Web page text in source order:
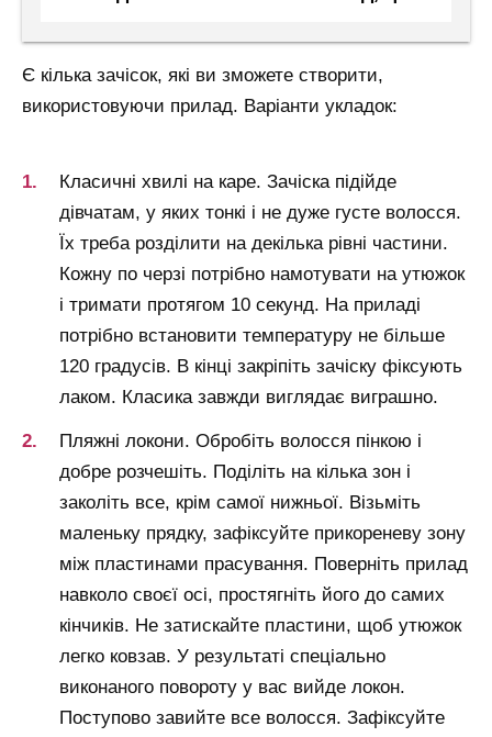
Є кілька зачісок, які ви зможете створити,
використовуючи прилад. Варіанти укладок:
Класичні хвилі на каре. Зачіска підійде
дівчатам, у яких тонкі і не дуже густе волосся.
Їх треба розділити на декілька рівні частини.
Кожну по черзі потрібно намотувати на утюжок
і тримати протягом 10 секунд. На приладі
потрібно встановити температуру не більше
120 градусів. В кінці закріпіть зачіску фіксують
лаком. Класика завжди виглядає виграшно.
Пляжні локони. Обробіть волосся пінкою і
добре розчешіть. Поділіть на кілька зон і
заколіть все, крім самої нижньої. Візьміть
маленьку прядку, зафіксуйте прикореневу зону
між пластинами прасування. Поверніть прилад
навколо своєї осі, простягніть його до самих
кінчиків. Не затискайте пластини, щоб утюжок
легко ковзав. У результаті спеціально
виконаного повороту у вас вийде локон.
Поступово завийте все волосся. Зафіксуйте